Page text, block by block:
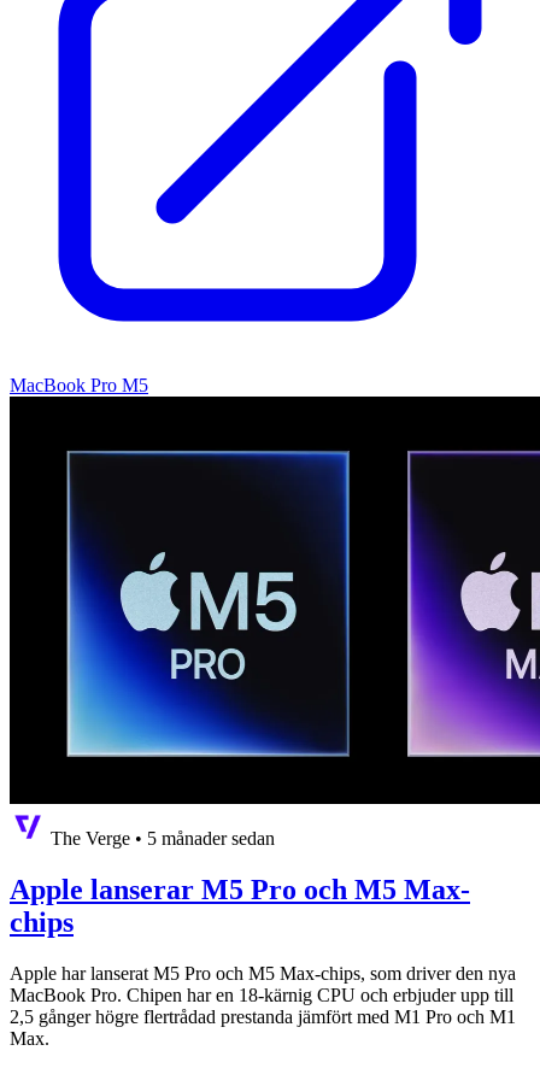
MacBook Pro M5
The Verge • 5 månader sedan
Apple lanserar M5 Pro och M5 Max-
chips
Apple har lanserat M5 Pro och M5 Max-chips, som driver den nya
MacBook Pro. Chipen har en 18-kärnig CPU och erbjuder upp till
2,5 gånger högre flertrådad prestanda jämfört med M1 Pro och M1
Max.